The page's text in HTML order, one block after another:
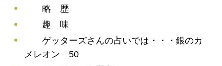
略 歴
趣 味
ゲッターズさんの占いでは・・・銀のカ
メレオン 50